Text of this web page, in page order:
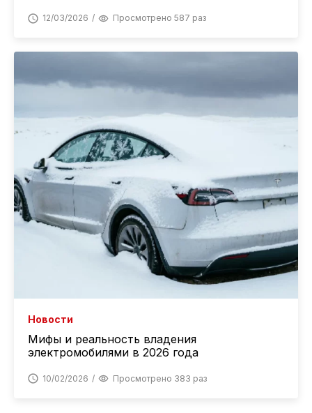
12/03/2026 Просмотрено 587 раз
Новости
Мифы и реальность владения
электромобилями в 2026 года
10/02/2026 Просмотрено 383 раз